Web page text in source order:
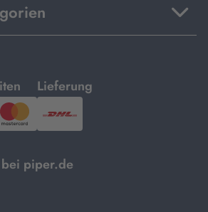
und
Lieferung
mit
DHL.
piper.de